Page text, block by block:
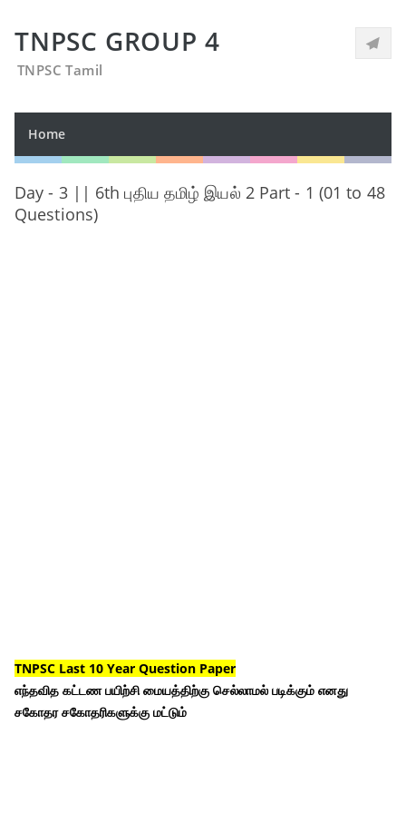
TNPSC GROUP 4
TNPSC Tamil
Home
Day - 3 || 6th புதிய தமிழ் இயல் 2 Part - 1 (01 to 48
Questions)
TNPSC Last 10 Year Question Paper
எந்தவித கட்டண பயிற்சி மையத்திற்கு செல்லாமல் படிக்கும் எனது
சகோதர சகோதரிகளுக்கு மட்டும்